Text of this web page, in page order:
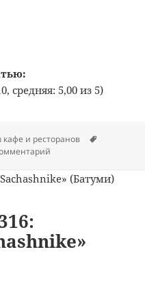
Ресторан «Old Ship» /
средняя: 5,00 из 5)
и ресторанов